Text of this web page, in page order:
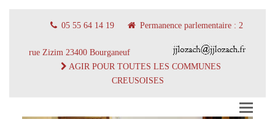
05 55 64 14 19 Permanence parlementaire : 2
rue Zizim 23400 Bourganeuf
AGIR POUR TOUTES LES COMMUNES
CREUSOISES